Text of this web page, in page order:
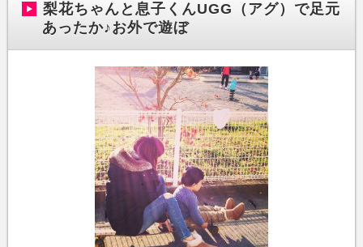
梨花ちゃんと息子くんUGG（アグ）で足元
あったか♪お外で遊ぼ